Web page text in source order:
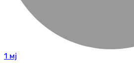
1 мј